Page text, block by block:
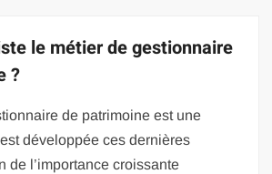
le métier de gestionnaire
?
de patrimoine est une
développée ces dernières
de l’importance croissante